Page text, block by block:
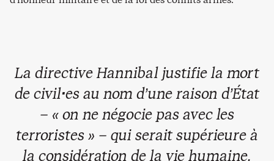
La directive Hannibal justifie la mort
de civil·es au nom d’une raison d’État
– « on ne négocie pas avec les
terroristes » – qui serait supérieure à
la considération de la vie humaine.